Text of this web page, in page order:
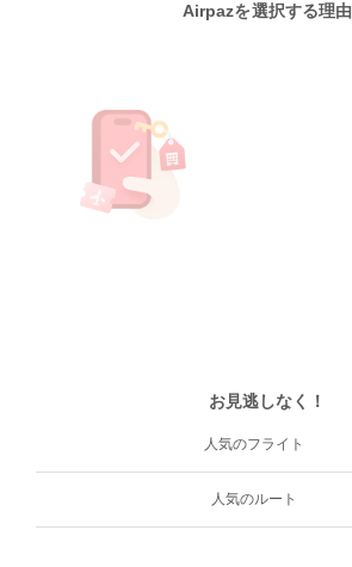
Airpazを選択する理由
お見逃しなく！
人気のフライト
人気のルート